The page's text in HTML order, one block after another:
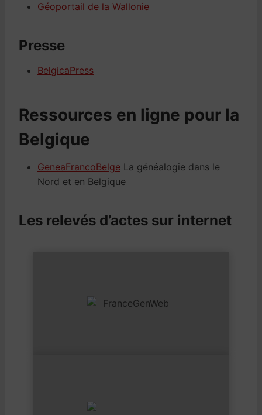
Géoportail de la Wallonie
Presse
BelgicaPress
Ressources en ligne pour la
Belgique
GeneaFrancoBelge La généalogie dans le
Nord et en Belgique
Les relevés d’actes sur internet